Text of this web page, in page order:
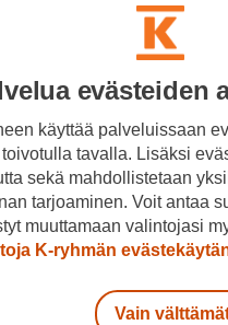
evästeiden
käyttää palveluissaan
tavalla. Lisäksi
sekä mahdollistetaan
tarjoaminen. Voit antaa
muuttamaan valintojasi
K-ryhmän
Vain